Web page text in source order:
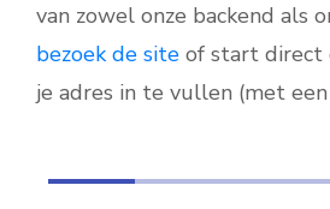
van zowel onze backend als
bezoek de site of start direct
je adres in te vullen (met